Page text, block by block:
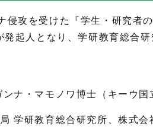
侵攻を受けた『学生・研究者
発起人となり、学研教育総合
ナ・マモノワ博士（キーウ国
学研教育総合研究所、株式